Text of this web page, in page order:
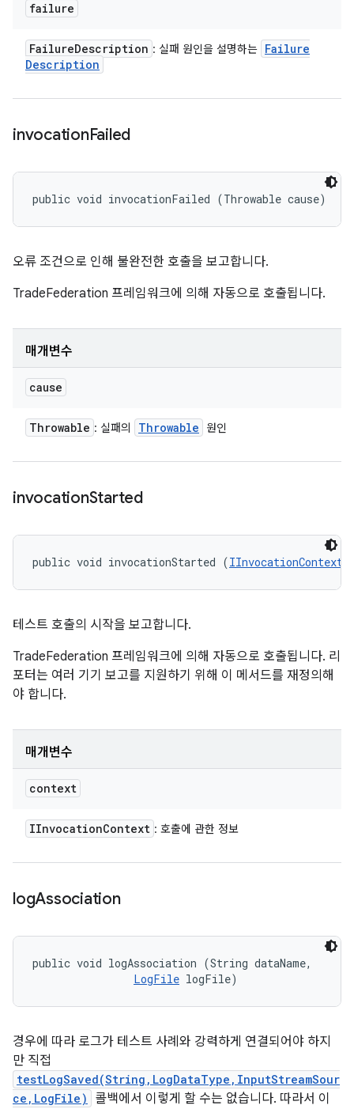
failure
FailureDescription : 실패 원인을 설명하는 Failure
Description
invocationFailed
public void invocationFailed (Throwable cause)
오류 조건으로 인해 불완전한 호출을 보고합니다.
TradeFederation 프레임워크에 의해 자동으로 호출됩니다.
매개변수
cause
Throwable : 실패의 Throwable 원인
invocationStarted
public void invocationStarted (IInvocationContext
테스트 호출의 시작을 보고합니다.
TradeFederation 프레임워크에 의해 자동으로 호출됩니다. 리
포터는 여러 기기 보고를 지원하기 위해 이 메서드를 재정의해
야 합니다.
매개변수
context
IInvocationContext : 호출에 관한 정보
logAssociation
public void logAssociation (String dataName,
LogFile logFile)
경우에 따라 로그가 테스트 사례와 강력하게 연결되어야 하지
만 직접
testLogSaved(String,LogDataType,InputStreamSour
ce,LogFile)
콜백에서 이렇게 할 수는 없습니다. 따라서 이